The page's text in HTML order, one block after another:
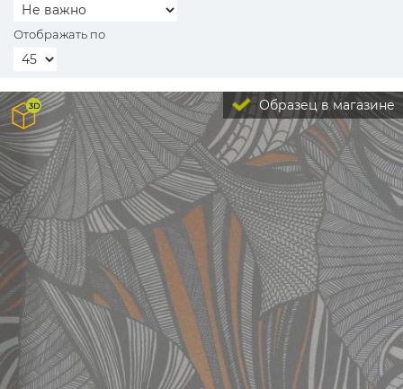
Отображать по
Образец в магазине